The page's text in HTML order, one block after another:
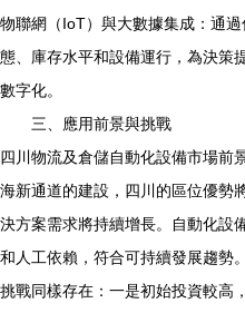
物聯網（IoT）與大數據集成：通
態、庫存水平和設備運行，為決策
數字化。
三、應用前景與挑戰
四川物流及倉儲自動化設備市場前
海新通道的建設，四川的區位優勢
決方案需求將持續增長。自動化設
和人工依賴，符合可持續發展趨勢。
挑戰同樣存在：一是初始投資較高